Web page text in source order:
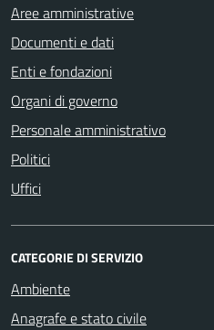
Aree amministrative
Documenti e dati
Enti e fondazioni
Organi di governo
Personale amministrativo
Politici
Uffici
CATEGORIE DI SERVIZIO
Ambiente
Anagrafe e stato civile